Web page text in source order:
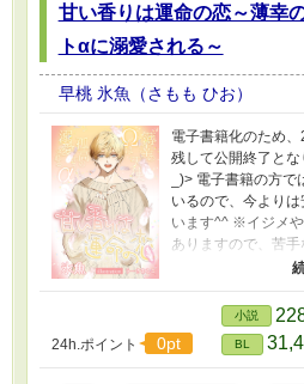
甘い香りは運命の恋～薄幸
トαに溺愛される～
早桃 氷魚（さもも ひお）
電子書籍化のため
残して公開終了とな
_)> 電子書籍の方
いるので、今より
います^^ ※イジメ
ありますので、苦
ピエンです！ ※視
（はくあ）が10歳
しまった。 独りぼ
の家に引き取られる
蔑まれて、虐めら
24h.ポイント 0pt
小説
BL